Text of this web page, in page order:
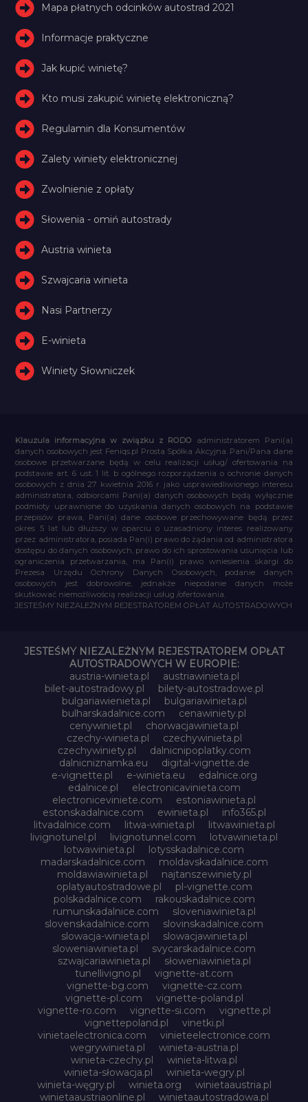
Mapa płatnych odcinków autostrad 2021
Informacje praktyczne
Jak kupić winietę?
Kto musi zakupić winietę elektroniczną?
Regulamin dla Konsumentów
Zalety winiety elektronicznej
Zwolnienie z opłaty
Słowenia - omiń autostrady
Austria winieta
Szwajcaria winieta
Nasi Partnerzy
E-winieta
Winiety Słowniczek
Klauzula informacyjna w związku z RODO administratorem Pani(a)
danych osobowych jest Feniqs.pl Prosta Spółka Akcyjna. Pani/Pana dane
osobowe przetwarzane będą w celu realizacji usług/ ofertowania na
podstawie art. 6 ust. 1 lit. b ogólnego rozporządzenia o ochronie danych
osobowych z dnia 27 kwietnia 2016 r. jako usprawiedliwionego interesu
administratora, odbiorcami Pani(a) danych osobowych będą wyłącznie
podmioty uprawnione do uzyskania danych osobowych na podstawie
przepisów prawa, Pani(a) dane osobowe przechowywane będą przez
okres 5 lat lub dłuższy w oparciu o uzasadniony interes realizowany
przez administratora, posiada Pan(i) prawo do żądania od administratora
dostępu do danych osobowych, prawo do ich sprostowania usunięcia lub
ograniczenia przetwarzania, ma Pan(i) prawo wniesienia skargi do
Prezesa Urzędu Ochrony Danych Osobowych, podanie danych
osobowych jest dobrowolne, jednakże niepodanie danych może
skutkować niemożliwością realizacji usług /ofertowania.
JESTEŚMY NIEZALEŻNYM REJESTRATOREM OPŁAT AUTOSTRADOWYCH
JESTEŚMY NIEZALEŻNYM REJESTRATOREM OPŁAT
AUTOSTRADOWYCH W EUROPIE:
austria-winieta.pl
austriawinieta.pl
bilet-autostradowy.pl
bilety-autostradowe.pl
bulgariawienieta.pl
bulgariawinieta.pl
bulharskadalnice.com
cenawiniety.pl
cenywiniet.pl
chorwacjawinieta.pl
czechy-winieta.pl
czechywinieta.pl
czechywiniety.pl
dalnicnipoplatky.com
dalnicniznamka.eu
digital-vignette.de
e-vignette.pl
e-winieta.eu
edalnice.org
edalnice.pl
electronicavinieta.com
electroniceviniete.com
estoniawinieta.pl
estonskadalnice.com
ewinieta.pl
info365.pl
litvadalnice.com
litwa-winieta.pl
litwawinieta.pl
livignotunel.pl
livignotunnel.com
lotvawinieta.pl
lotwawinieta.pl
lotysskadalnice.com
madarskadalnice.com
moldavskadalnice.com
moldawiawinieta.pl
najtanszewiniety.pl
oplatyautostradowe.pl
pl-vignette.com
polskadalnice.com
rakouskadalnice.com
rumunskadalnice.com
sloveniawinieta.pl
slovenskadalnice.com
slovinskadalnice.com
slowacja-winieta.pl
slowacjawinieta.pl
sloweniawinieta.pl
svycarskadalnice.com
szwajcariawinieta.pl
słoweniawinieta.pl
tunellivigno.pl
vignette-at.com
vignette-bg.com
vignette-cz.com
vignette-pl.com
vignette-poland.pl
vignette-ro.com
vignette-si.com
vignette.pl
vignettepoland.pl
vinetki.pl
vinietaelectronica.com
vinieteelectronice.com
wegrywinieta.pl
winieta-austria.pl
winieta-czechy.pl
winieta-litwa.pl
winieta-słowacja.pl
winieta-wegry.pl
winieta-węgry.pl
winieta.org
winietaaustria.pl
winietaaustriaonline.pl
winietaautostradowa.pl